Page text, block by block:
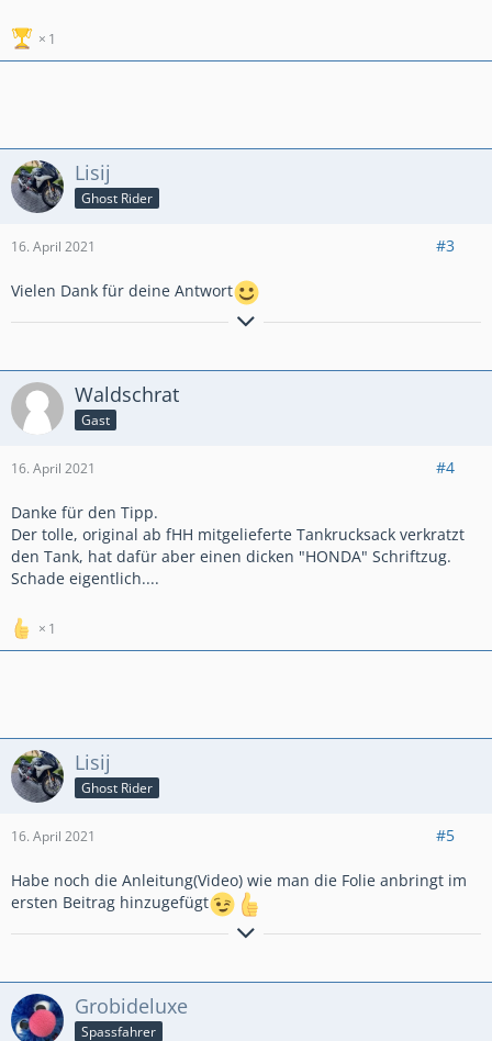
1
Lisij
Ghost Rider
16. April 2021 #3
Vielen Dank für deine Antwort
Freundliche Grüße Lisij
Bleib wie du bist und sei immer ehrlich
Waldschrat
Gast
16. April 2021 #4
Danke für den Tipp.
Der tolle, original ab fHH mitgelieferte Tankrucksack verkratzt
den Tank, hat dafür aber einen dicken "HONDA" Schriftzug.
Schade eigentlich....
1
Lisij
Ghost Rider
16. April 2021 #5
Habe noch die Anleitung(Video) wie man die Folie anbringt im
ersten Beitrag hinzugefügt
Freundliche Grüße Lisij
Bleib wie du bist und sei immer ehrlich
Grobideluxe
Spassfahrer